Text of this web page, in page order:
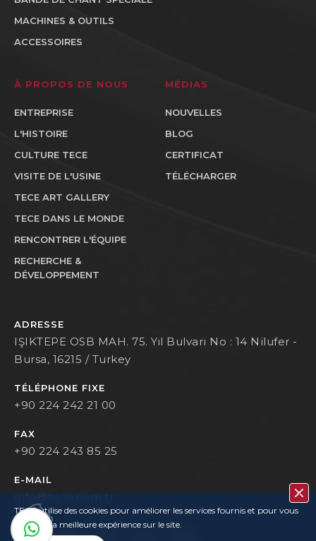
MACHINES & OUTILS
ACCESSOIRES
À PROPOS DE NOUS
ENTREPRISE
L'HISTOIRE
CULTURE TECE
VISITE DE L'USINE
TECE ART GALLERY
TECE DANS LE MONDE
RENCONTRER L'ÉQUIPE
RECHERCHE &
DÉVELOPPEMENT
MÉDIAS
NOUVELLES
BLOG
CERTIFICAT
TÉLÉCHARGER
ADRESSE
IŞIKTEPE OSB MAH. 75. Yıl Bulvarı No : 14 Nilufer -
Bursa, 16215 / Turkey
TÉLÉPHONE FIXE
+90 224 242 21 00
FAX
+90 224 243 85 25
E-MAIL
info@tece.com.tr
TECE utilise des cookies pour améliorer les services fournis et pour vous
garantir la meilleure expérience sur le site.